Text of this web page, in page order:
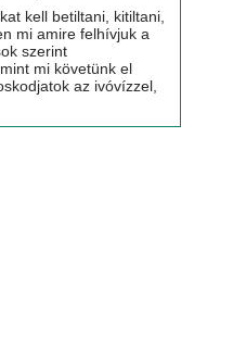
kell betiltani, kitiltani,
mi amire felhívjuk a
szerint
mi követünk el
az ivóvízzel,